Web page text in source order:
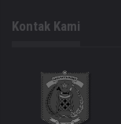
Kontak Kami